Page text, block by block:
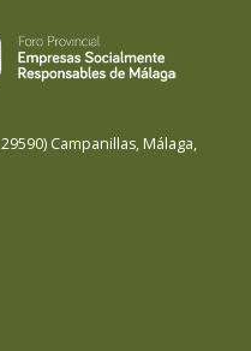
29590) Campanillas, Málaga,